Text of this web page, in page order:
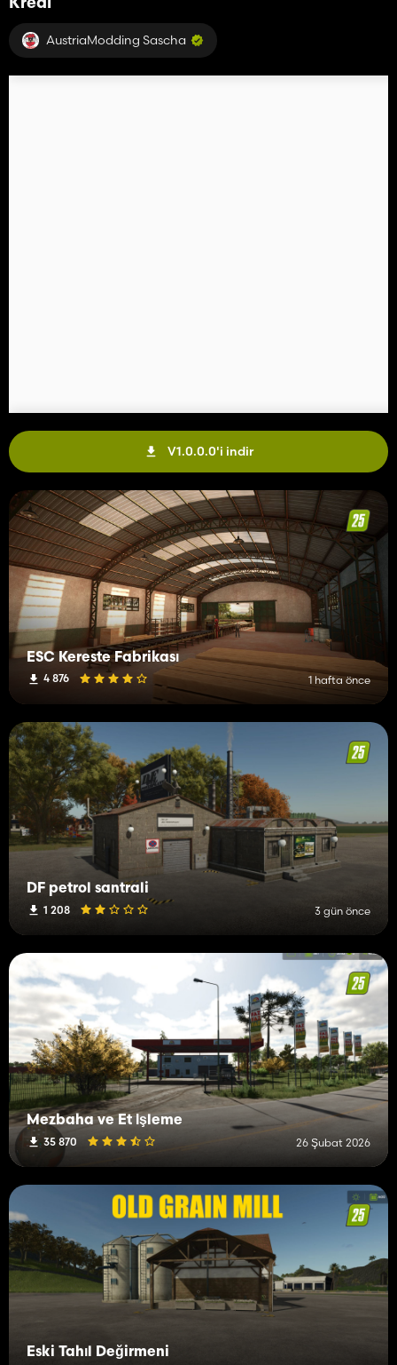
Kredi
AustriaModding Sascha
V1.0.0.0'i indir
ESC Kereste Fabrikası
4 876 1 hafta önce
DF petrol santrali
1 208 3 gün önce
Mezbaha ve Et İşleme
35 870 26 Şubat 2026
Eski Tahıl Değirmeni